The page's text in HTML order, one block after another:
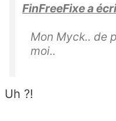
FinFreeFixe a
Mon Myck.. de
moi..
Uh ?!